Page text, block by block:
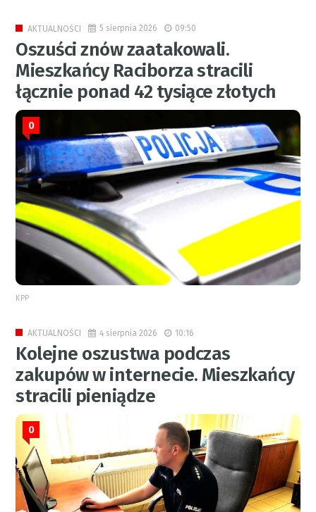
AKTUALNOŚCI 5 sierpnia 2026 09:50
Oszuści znów zaatakowali.
Mieszkańcy Raciborza stracili
łącznie ponad 42 tysiące złotych
0
KPP
AKTUALNOŚCI 4 sierpnia 2026 10:16
Kolejne oszustwa podczas
zakupów w internecie. Mieszkańcy
stracili pieniądze
0